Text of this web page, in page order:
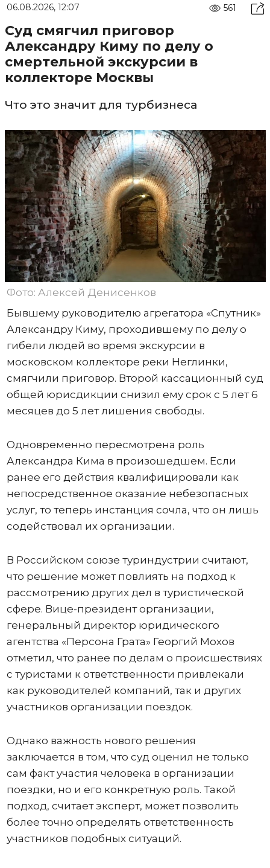
06.08.2026, 12:07 561
Суд смягчил приговор
Александру Киму по делу о
смертельной экскурсии в
коллекторе Москвы
Что это значит для турбизнеса
Фото: Алексей Денисенков
Бывшему руководителю агрегатора «Спутник»
Александру Киму, проходившему по делу о
гибели людей во время экскурсии в
московском коллекторе реки Неглинки,
смягчили приговор. Второй кассационный суд
общей юрисдикции снизил ему срок с 5 лет 6
месяцев до 5 лет лишения свободы.
Одновременно пересмотрена роль
Александра Кима в произошедшем. Если
ранее его действия квалифицировали как
непосредственное оказание небезопасных
услуг, то теперь инстанция сочла, что он лишь
содействовал их организации.
В Российском союзе туриндустрии считают,
что решение может повлиять на подход к
рассмотрению других дел в туристической
сфере. Вице-президент организации,
генеральный директор юридического
агентства «Персона Грата» Георгий Мохов
отметил, что ранее по делам о происшествиях
с туристами к ответственности привлекали
как руководителей компаний, так и других
участников организации поездок.
Однако важность нового решения
заключается в том, что суд оценил не только
сам факт участия человека в организации
поездки, но и его конкретную роль. Такой
подход, считает эксперт, может позволить
более точно определять ответственность
участников подобных ситуаций.